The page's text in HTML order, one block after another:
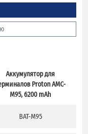
Аккумулятор для
Proton AMC-
M95, 6200 mAh
BAT-M95